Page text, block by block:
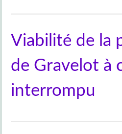
Viabilité de la
de Gravelot à
interrompu